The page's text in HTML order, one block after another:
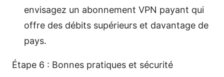
envisagez un abonnement VPN payant qui
offre des débits supérieurs et davantage de
pays.
Étape 6 : Bonnes pratiques et sécurité